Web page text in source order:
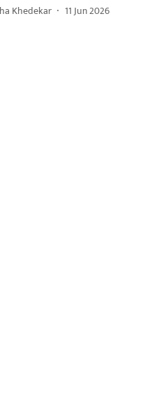
Khedekar 11 Jun 2026